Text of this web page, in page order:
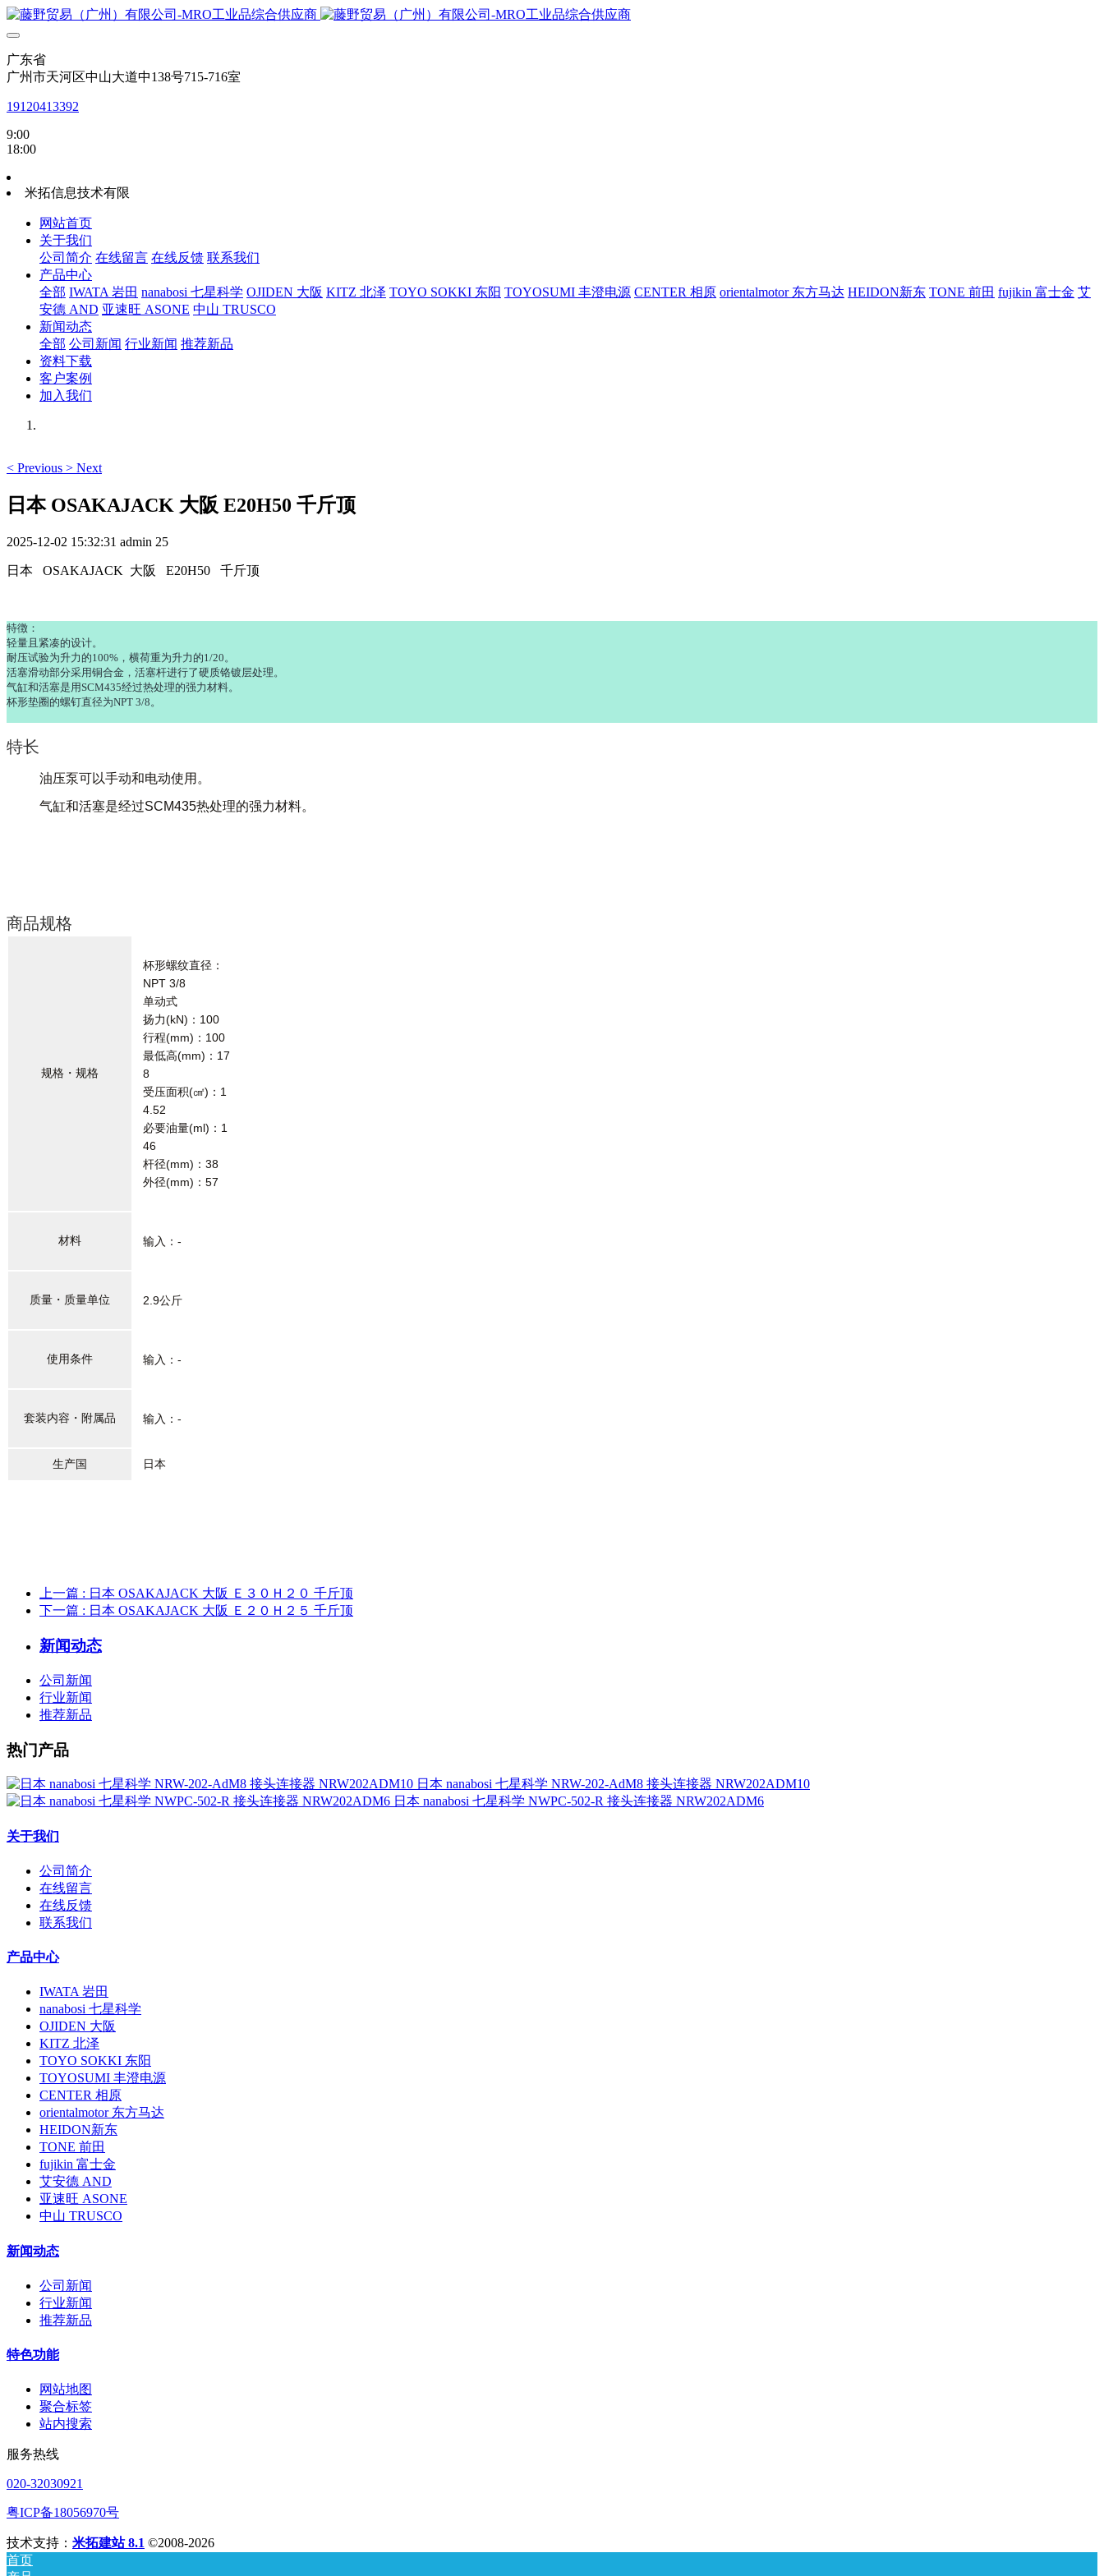
广东省
广州市天河区中山大道中138号715-716室
19120413392
9:00
18:00
米拓信息技术有限
网站首页
关于我们
公司简介 在线留言 在线反馈 联系我们
产品中心
全部 IWATA 岩田 nanabosi 七星科学 OJIDEN 大阪 KITZ 北泽 TOYO SOKKI 东阳 TOYOSUMI 丰澄电源 CENTER 相原 orientalmotor 东方马达 HEIDON新东 TONE 前田 fujikin 富士金 艾
安德 AND 亚速旺 ASONE 中山 TRUSCO
新闻动态
全部 公司新闻 行业新闻 推荐新品
资料下载
客户案例
加入我们
< Previous > Next
日本 OSAKAJACK 大阪 E20H50 千斤顶
2025-12-02 15:32:31 admin 25
日本 OSAKAJACK 大阪 E20H50 千斤顶
特徴：
轻量且紧凑的设计。
耐压试验为升力的100%，横荷重为升力的1/20。
活塞滑动部分采用铜合金，活塞杆进行了硬质铬镀层处理。
气缸和活塞是用SCM435经过热处理的强力材料。
杯形垫圈的螺钉直径为NPT 3/8。
特长
油压泵可以手动和电动使用。
气缸和活塞是经过SCM435热处理的强力材料。
商品规格
规格・规格
杯形螺纹直径：
NPT 3/8
单动式
扬力(kN)：100
行程(mm)：100
最低高(mm)：17
8
受压面积(㎠)：1
4.52
必要油量(ml)：1
46
杆径(mm)：38
外径(mm)：57
材料 输入：-
质量・质量单位 2.9公斤
使用条件 输入：-
套装内容・附属品 输入：-
生产国 日本
上一篇 : 日本 OSAKAJACK 大阪 Ｅ３０Ｈ２０ 千斤顶
下一篇 : 日本 OSAKAJACK 大阪 Ｅ２０Ｈ２５ 千斤顶
新闻动态
公司新闻
行业新闻
推荐新品
热门产品
日本 nanabosi 七星科学 NRW-202-AdM8 接头连接器 NRW202ADM10
日本 nanabosi 七星科学 NWPC-502-R 接头连接器 NRW202ADM6
关于我们
公司简介
在线留言
在线反馈
联系我们
产品中心
IWATA 岩田
nanabosi 七星科学
OJIDEN 大阪
KITZ 北泽
TOYO SOKKI 东阳
TOYOSUMI 丰澄电源
CENTER 相原
orientalmotor 东方马达
HEIDON新东
TONE 前田
fujikin 富士金
艾安德 AND
亚速旺 ASONE
中山 TRUSCO
新闻动态
公司新闻
行业新闻
推荐新品
特色功能
网站地图
聚合标签
站内搜索
服务热线
020-32030921
粤ICP备18056970号
技术支持： 米拓建站 8.1 ©2008-2026
首页